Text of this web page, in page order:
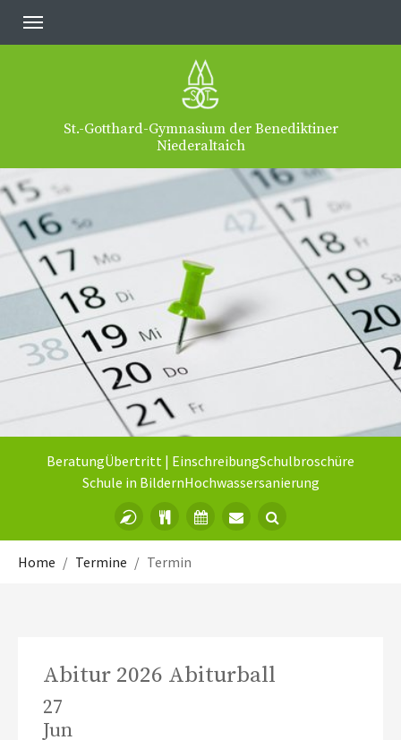
St.-Gotthard-Gymnasium der Benediktiner
Niederaltaich
BeratungÜbertritt | EinschreibungSchulbroschüre
Schule in BildernHochwassersanierung
Home Termine Termin
Abitur 2026 Abiturball
27
Jun